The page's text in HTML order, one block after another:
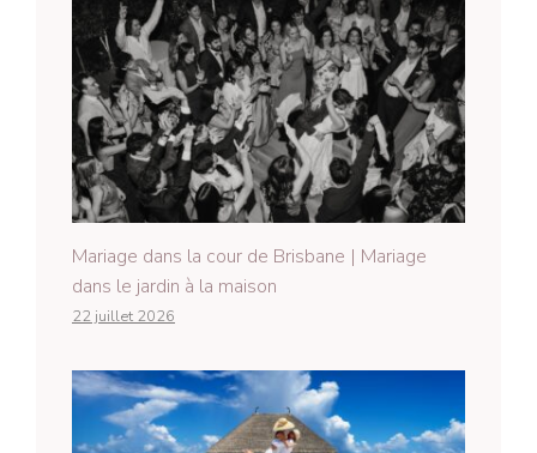
Mariage dans la cour de Brisbane | Mariage
dans le jardin à la maison
22 juillet 2026